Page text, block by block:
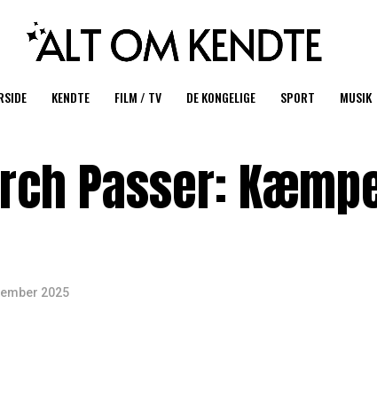
KENDTE FILM / TV DE KONGELIGE SPORT MUSIK
Passer:
2025